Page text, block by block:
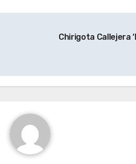
Chirigota Callejera